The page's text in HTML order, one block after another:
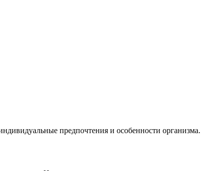
предпочтения и особенности организма.